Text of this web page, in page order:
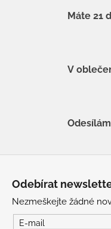
Máte 21
V
Odebírat
Nezmeškejte žádné
E-mail